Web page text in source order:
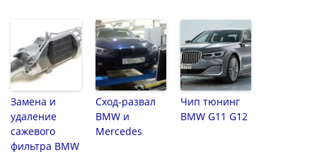
Замена и
удаление
сажевого
фильтра BMW
Сход-развал
BMW и
Mercedes
Чип тюнинг
BMW G11 G12